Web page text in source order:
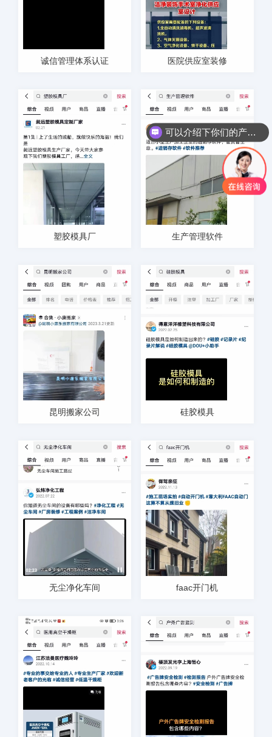
诚信管理体系认证 医院供应室装修
塑胶模具厂 生产管理软件
昆明搬家公司 硅胶模具
无尘净化车间 faac开门机
可以介绍下你们的产品么？